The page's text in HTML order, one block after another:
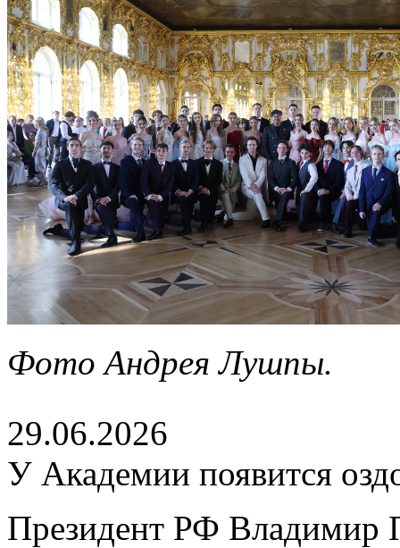
Фото Андрея Лушпы.
29.06.2026
У Академии появится
Президент РФ Владимир